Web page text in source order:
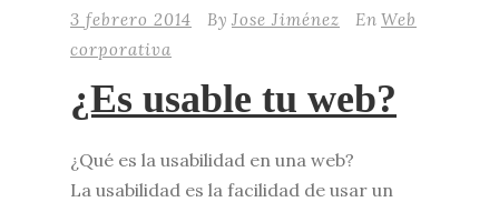
3 febrero 2014 By Jose Jiménez En Web
corporativa
¿Es usable tu web?
¿Qué es la usabilidad en una web?
La usabilidad es la facilidad de usar un